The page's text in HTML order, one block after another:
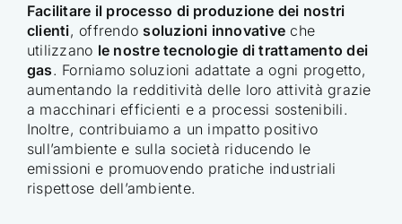
Facilitare il processo di produzione dei nostri
clienti, offrendo soluzioni innovative che
utilizzano le nostre tecnologie di trattamento dei
gas. Forniamo soluzioni adattate a ogni progetto,
aumentando la redditività delle loro attività grazie
a macchinari efficienti e a processi sostenibili.
Inoltre, contribuiamo a un impatto positivo
sull’ambiente e sulla società riducendo le
emissioni e promuovendo pratiche industriali
rispettose dell’ambiente.